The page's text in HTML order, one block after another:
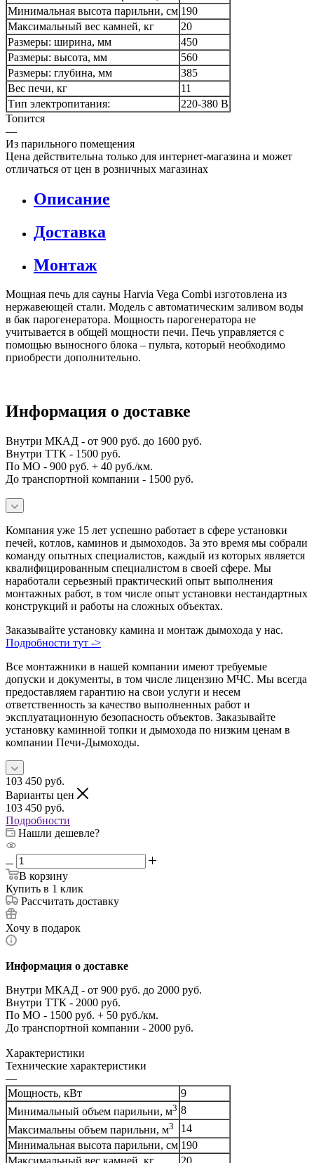
Минимальная высота парильни, см 190
Максимальный вес камней, кг
20
Размеры: ширина, мм
450
Размеры: высота, мм
560
Размеры: глубина, мм
385
Вес печи, кг
11
Тип электропитания:
220-380 В
Топится
—
Из парильного помещения
Цена действительна только для интернет-магазина и может
отличаться от цен в розничных магазинах
Описание
Доставка
Монтаж
Мощная печь для сауны Harvia Vega Combi изготовлена из
нержавеющей стали. Модель с автоматическим заливом воды
в бак парогенератора. Мощность парогенератора не
учитывается в общей мощности печи. Печь управляется с
помощью выносного блока – пульта, который необходимо
приобрести дополнительно.
Информация о доставке
Внутри МКАД - от 900 руб. до 1600 руб.
Внутри ТТК - 1500 руб.
По МО - 900 руб. + 40 руб./км.
До транспортной компании - 1500 руб.
Компания уже 15 лет успешно работает в сфере установки
печей, котлов, каминов и дымоходов. За это время мы собрали
команду опытных специалистов, каждый из которых является
квалифицированным специалистом в своей сфере. Мы
наработали серьезный практический опыт выполнения
монтажных работ, в том числе опыт установки нестандартных
конструкций и работы на сложных объектах.
Заказывайте установку камина и монтаж дымохода у нас.
Подробности тут ->
Все монтажники в нашей компании имеют требуемые
допуски и документы, в том числе лицензию МЧС. Мы всегда
предоставляем гарантию на свои услуги и несем
ответственность за качество выполненных работ и
эксплуатационную безопасность объектов. Заказывайте
установку каминной топки и дымохода по низким ценам в
компании Печи-Дымоходы.
103 450 руб.
Варианты цен
103 450 руб.
Подробности
Нашли дешевле?
В корзину
Купить в 1 клик
Рассчитать доставку
Хочу в подарок
Информация о доставке
Внутри МКАД - от 900 руб. до 2000 руб.
Внутри ТТК - 2000 руб.
По МО - 1500 руб. + 50 руб./км.
До транспортной компании - 2000 руб.
Характеристики
Технические характеристики
—
Мощность, кВт
9
Минимальный объем парильни, м3 8
Максимальны объем парильни, м3
14
Минимальная высота парильни, см 190